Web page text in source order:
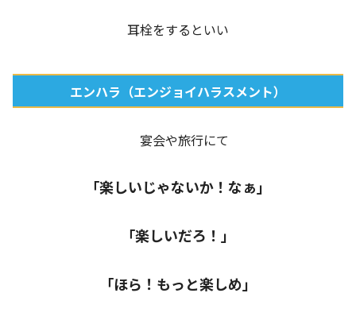
耳栓をするといい
エンハラ（エンジョイハラスメント）
宴会や旅行にて
「楽しいじゃないか！なぁ」
「楽しいだろ！」
「ほら！もっと楽しめ」